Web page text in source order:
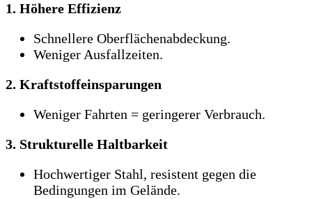
1. Höhere Effizienz
Schnellere Oberflächenabdeckung.
Weniger Ausfallzeiten.
2. Kraftstoffeinsparungen
Weniger Fahrten = geringerer Verbrauch.
3. Strukturelle Haltbarkeit
Hochwertiger Stahl, resistent gegen die
Bedingungen im Gelände.